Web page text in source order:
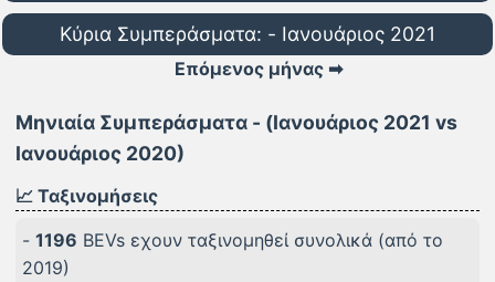
Κύρια Συμπεράσματα: - Ιανουάριος 2021
Επόμενος μήνας ➡
Μηνιαία Συμπεράσματα - (Ιανουάριος 2021 vs
Ιανουάριος 2020)
📈 Ταξινομήσεις
- 1196 BEVs εχουν ταξινομηθεί συνολικά (από το
2019)